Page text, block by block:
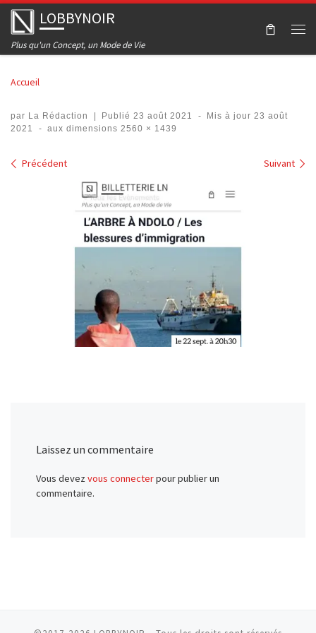
Skip to content
LOBBYNOIR
Plus qu'un Concept, un Mode de Vie
Accueil
par La Rédaction | Publié 23 août 2021 - Mis à jour 23 août
2021
- aux dimensions 2560 × 1439
Navigation dans les images
Précédent Suivant
Laissez un commentaire
Vous devezvous connecterpour publier un
commentaire.